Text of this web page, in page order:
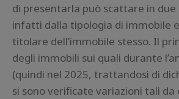
di presentarla può scattare in due
infatti dalla tipologia di immobile
titolare dell’immobile stesso. Il
degli immobili sui quali durante
(quindi nel 2025, trattandosi di
si sono verificate variazioni tali